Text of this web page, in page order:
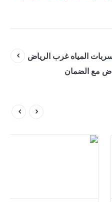
المياه غرب الرياض
مع الضمان